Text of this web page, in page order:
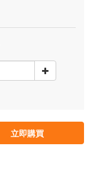
立即購買